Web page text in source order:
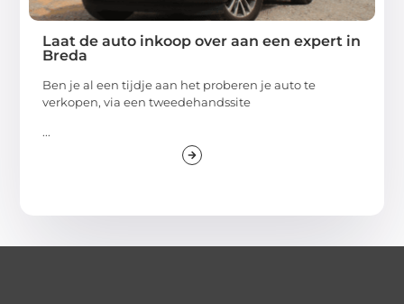
Laat de auto inkoop over aan een expert in
Breda
Ben je al een tijdje aan het proberen je auto te
verkopen, via een tweedehandssite
...